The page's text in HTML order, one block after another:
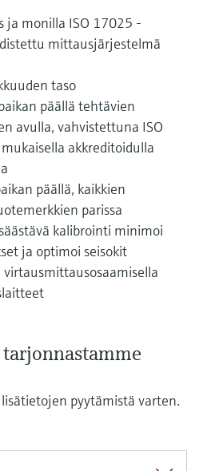
ja monilla ISO 17025 -
mittausjärjestelmä
taso
päällä tehtävien
avulla, vahvistettuna ISO
akkreditoidulla
päällä, kaikkien
parissa
kalibrointi minimoi
ja optimoi seisokit
pyytämistä varten.